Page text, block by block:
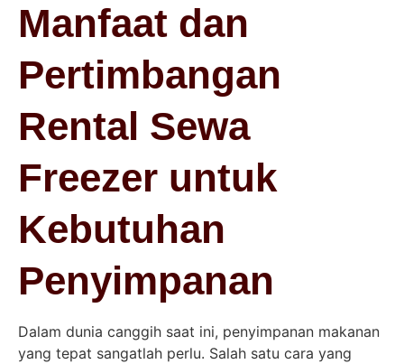
Manfaat dan
Pertimbangan
Rental Sewa
Freezer untuk
Kebutuhan
Penyimpanan
Dalam dunia canggih saat ini, penyimpanan makanan
yang tepat sangatlah perlu. Salah satu cara yang